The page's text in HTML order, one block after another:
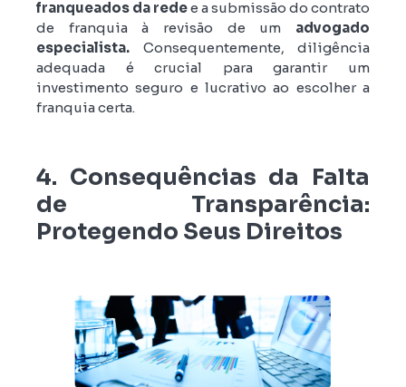
franqueados da redee a submissão do contrato
de franquia à revisão de um advogado
especialista. Consequentemente, diligência
adequada é crucial para garantir um
investimento seguro e lucrativo ao escolher a
franquia certa.
4. Consequências da Falta
de Transparência:
Protegendo Seus Direitos